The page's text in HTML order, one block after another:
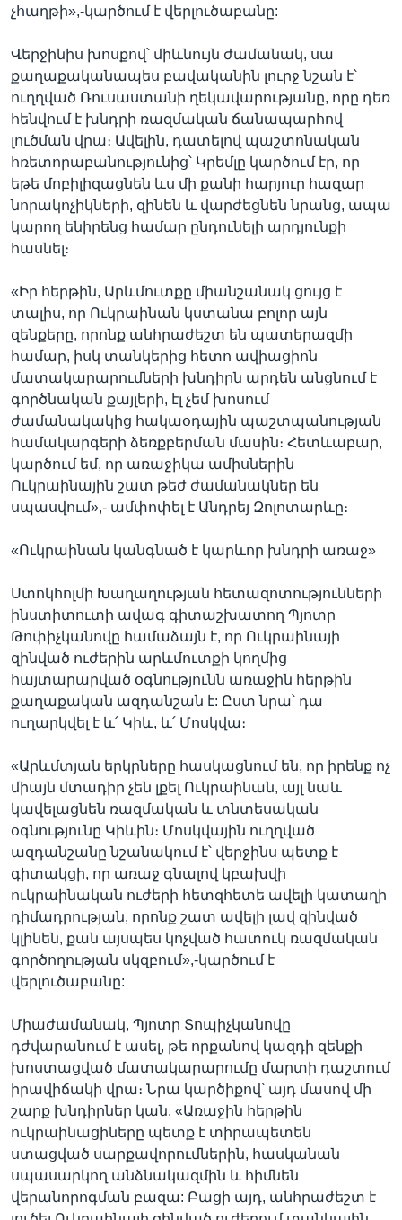
չհաղթի»,-կարծում է վերլուծաբանը:
Վերջինիս խոսքով՝ միևնույն ժամանակ, սա
քաղաքականապես բավականին լուրջ նշան է՝
ուղղված Ռուսաստանի ղեկավարությանը, որը դեռ
հենվում է խնդրի ռազմական ճանապարհով
լուծման վրա։ Ավելին, դատելով պաշտոնական
հռետորաբանությունից՝ Կրեմլը կարծում էր, որ
եթե մոբիլիզացնեն ևս մի քանի հարյուր հազար
նորակոչիկների, զինեն և վարժեցնեն նրանց, ապա
կարող ենիրենց համար ընդունելի արդյունքի
հասնել։
«Իր հերթին, Արևմուտքը միանշանակ ցույց է
տալիս, որ Ուկրաինան կստանա բոլոր այն
զենքերը, որոնք անհրաժեշտ են պատերազմի
համար, իսկ տանկերից հետո ավիացիոն
մատակարարումների խնդիրն արդեն անցնում է
գործնական քայլերի, էլ չեմ խոսում
ժամանակակից հակաօդային պաշտպանության
համակարգերի ձեռքբերման մասին։ Հետևաբար,
կարծում եմ, որ առաջիկա ամիսներին
Ուկրաինային շատ թեժ ժամանակներ են
սպասվում»,- ամփոփել է Անդրեյ Զոլոտարևը։
«Ուկրաինան կանգնած է կարևոր խնդրի առաջ»
Ստոկհոլմի Խաղաղության հետազոտությունների
ինստիտուտի ավագ գիտաշխատող Պյոտր
Թոփիչկանովը համաձայն է, որ Ուկրաինայի
զինված ուժերին արևմուտքի կողմից
հայտարարված օգնությունն առաջին հերթին
քաղաքական ազդանշան է: Ըստ նրա՝ դա
ուղարկվել է և՛ Կիև, և՛ Մոսկվա։
«Արևմտյան երկրները հասկացնում են, որ իրենք ոչ
միայն մտադիր չեն լքել Ուկրաինան, այլ նաև
կավելացնեն ռազմական և տնտեսական
օգնությունը Կիևին։ Մոսկվային ուղղված
ազդանշանը նշանակում է՝ վերջինս պետք է
գիտակցի, որ առաջ գնալով կբախվի
ուկրաինական ուժերի հետզհետե ավելի կատաղի
դիմադրության, որոնք շատ ավելի լավ զինված
կլինեն, քան այսպես կոչված հատուկ ռազմական
գործողության սկզբում»,-կարծում է
վերլուծաբանը:
Միաժամանակ, Պյոտր Տոպիչկանովը
դժվարանում է ասել, թե որքանով կազդի զենքի
խոստացված մատակարարումը մարտի դաշտում
իրավիճակի վրա։ Նրա կարծիքով՝ այդ մասով մի
շարք խնդիրներ կան. «Առաջին հերթին
ուկրաինացիները պետք է տիրապետեն
ստացված սարքավորումներին, հասկանան
սպասարկող անձնակազմին և հիմնեն
վերանորոգման բազա: Բացի այդ, անհրաժեշտ է